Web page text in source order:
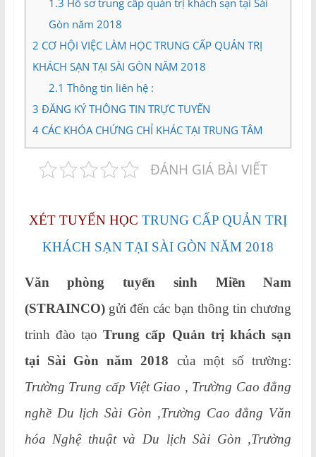
1.3 Hồ sơ trung cấp quản trị khách sạn tại Sài
Gòn năm 2018
2 CƠ HỘI VIỆC LÀM HỌC TRUNG CẤP QUẢN TRỊ
KHÁCH SẠN TẠI SÀI GÒN NĂM 2018
2.1 Thông tin liên hệ :
3 ĐĂNG KÝ THÔNG TIN TRỰC TUYẾN
4CÁC KHÓA CHỨNG CHỈ KHÁC TẠI TRUNG TÂM
ĐÁNH GIÁ BÀI VIẾT
XÉT TUYỂN HỌC TRUNG CẤP QUẢN TRỊ
KHÁCH SẠN TẠI SÀI GÒN NĂM 2018
Văn phòng tuyển sinh Miền Nam
(STRAINCO)gửi đến các bạn thông tin chương
trinh đào tạoTrung cấp Quản trị khách sạn
tại Sài Gòn năm 2018 của một số trường:
Trường Trung cấp Việt Giao , Trường Cao đẳng
nghề Du lịch Sài Gòn ,Trường Cao đẳng Văn
hóa Nghệ thuật và Du lịch Sài Gòn ,Trường